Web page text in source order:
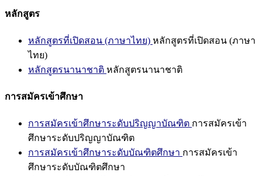
หลักสูตร
หลักสูตรที่เปิดสอน (ภาษาไทย) หลักสูตรที่เปิดสอน (ภาษา
ไทย)
หลักสูตรนานาชาติ หลักสูตรนานาชาติ
การสมัครเข้าศึกษา
การสมัครเข้าศึกษาระดับปริญญาบัณฑิต การสมัครเข้า
ศึกษาระดับปริญญาบัณฑิต
การสมัครเข้าศึกษาระดับบัณฑิตศึกษา การสมัครเข้า
ศึกษาระดับบัณฑิตศึกษา